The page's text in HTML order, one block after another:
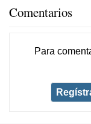
Comentarios
Para